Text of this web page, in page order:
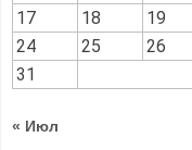
17
18 19
24
25 26
31
« Июл